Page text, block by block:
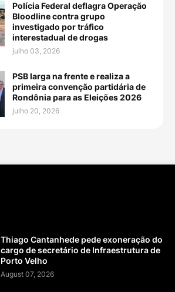
Polícia Federal deflagra Operação
Bloodline contra grupo
investigado por tráfico
interestadual de drogas
julho 03, 2026
PSB larga na frente e realiza a
primeira convenção partidária de
Rondônia para as Eleições 2026
julho 20, 2026
Thiago Cantanhede pede exoneração do
cargo de secretário de Infraestrutura de
Porto Velho
August 07, 2026